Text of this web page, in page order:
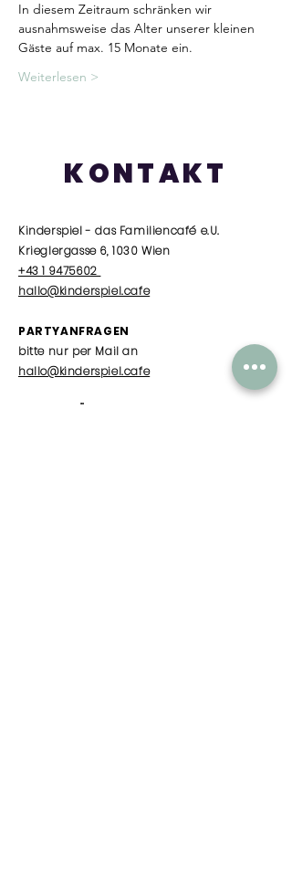
In diesem Zeitraum schränken wir
ausnahmsweise das Alter unserer kleinen
Gäste auf max. 15 Monate ein.
Weiterlesen >
KONTAKT
Kinderspiel - das Familiencafé e.U.
Krieglergasse 6, 1030 Wien
+43 1 9475602
hallo@kinderspiel.cafe
PARTYANFRAGEN
bitte nur per Mail an
hallo@kinderspiel.cafe
SOMMER ÖFFNUNGSZEITEN